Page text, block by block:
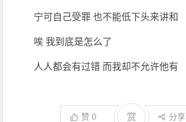
宁可自己受罪 也不能低下头来讲和
唉 我到底是怎么了
人人都会有过错 而我却不允许他有
赞0 赏 分享